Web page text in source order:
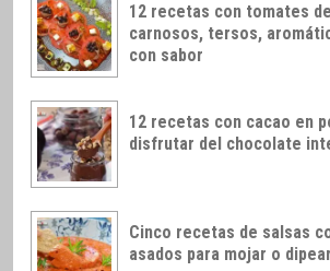
12 recetas con tomates
carnosos, tersos,
con sabor
12 recetas con cacao en
disfrutar del chocolate
Cinco recetas de salsas
asados para mojar o dipear